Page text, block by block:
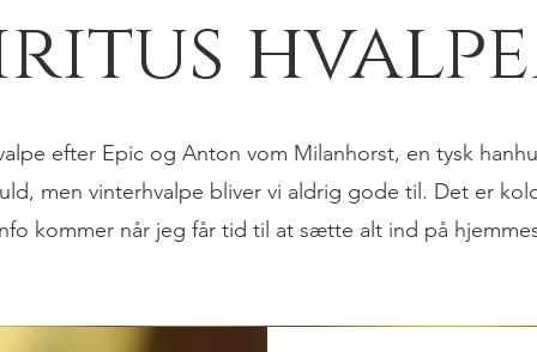
efter Epic og Anton vom Milanhorst, en tysk
men vinterhvalpe bliver vi aldrig gode til. Det er
kommer når jeg får tid til at sætte alt ind på